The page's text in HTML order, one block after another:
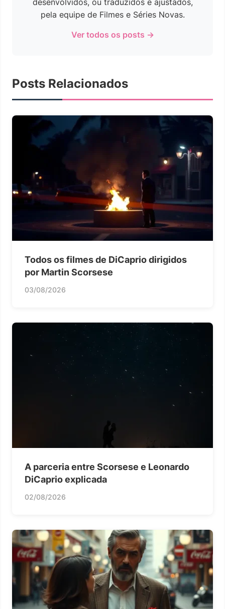
pela equipe de Filmes e Séries Novas.
Ver todos os posts →
Posts Relacionados
Todos os filmes de DiCaprio dirigidos
por Martin Scorsese
03/08/2026
A parceria entre Scorsese e Leonardo
DiCaprio explicada
02/08/2026